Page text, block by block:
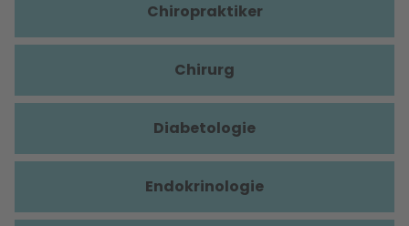
Chiropraktiker
Chirurg
Diabetologie
Endokrinologie